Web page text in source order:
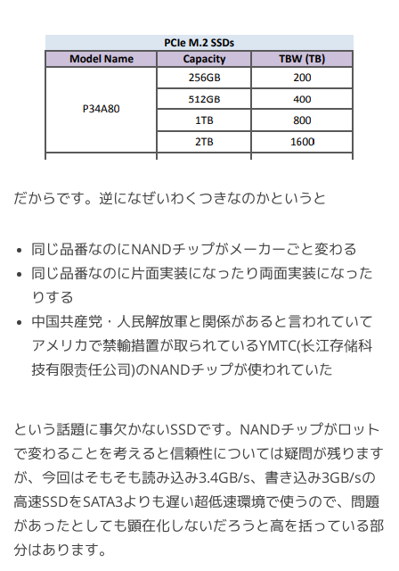
だからです。逆になぜいわくつきなのかというと
同じ品番なのにNANDチップがメーカーごと変わる
同じ品番なのに片面実装になったり両面実装になった
りする
中国共産党・人民解放軍と関係があると言われていて
アメリカで禁輸措置が取られているYMTC(长江存储科
技有限责任公司)のNANDチップが使われていた
という話題に事欠かないSSDです。NANDチップがロット
で変わることを考えると信頼性については疑問が残ります
が、今回はそもそも読み込み3.4GB/s、書き込み3GB/sの
高速SSDをSATA3よりも遅い超低速環境で使うので、問題
があったとしても顕在化しないだろうと高を括っている部
分はあります。